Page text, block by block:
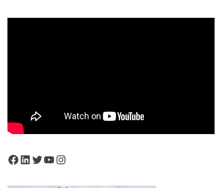
Facebook
LinkedIn
Twitter
YouTube
Instagram